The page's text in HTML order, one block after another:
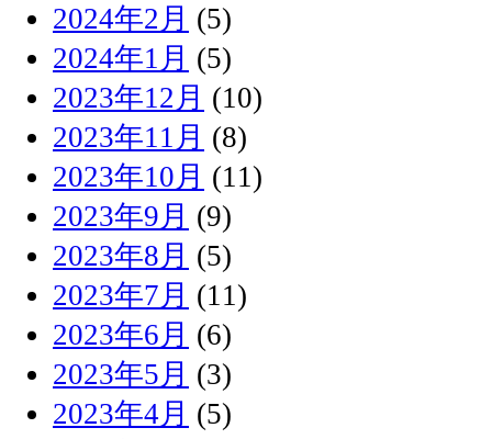
2024年2月 (5)
2024年1月 (5)
2023年12月 (10)
2023年11月 (8)
2023年10月 (11)
2023年9月 (9)
2023年8月 (5)
2023年7月 (11)
2023年6月 (6)
2023年5月 (3)
2023年4月 (5)